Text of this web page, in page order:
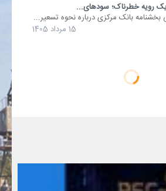
رویه خطرناک؛ سودهای...
بانک مرکزی درباره نحوه تسعیر...
15 مرداد 1405